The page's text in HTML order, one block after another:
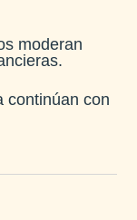
moderan
continúan con